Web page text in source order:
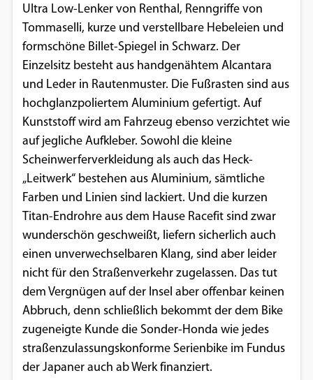
Ultra Low-Lenker von Renthal, Renngriffe von
Tommaselli, kurze und verstellbare Hebeleien und
formschöne Billet-Spiegel in Schwarz. Der
Einzelsitz besteht aus handgenähtem Alcantara
und Leder in Rautenmuster. Die Fußrasten sind aus
hochglanzpoliertem Aluminium gefertigt. Auf
Kunststoff wird am Fahrzeug ebenso verzichtet wie
auf jegliche Aufkleber. Sowohl die kleine
Scheinwerferverkleidung als auch das Heck-
„Leitwerk“ bestehen aus Aluminium, sämtliche
Farben und Linien sind lackiert. Und die kurzen
Titan-Endrohre aus dem Hause Racefit sind zwar
wunderschön geschweißt, liefern sicherlich auch
einen unverwechselbaren Klang, sind aber leider
nicht für den Straßenverkehr zugelassen. Das tut
dem Vergnügen auf der Insel aber offenbar keinen
Abbruch, denn schließlich bekommt der dem Bike
zugeneigte Kunde die Sonder-Honda wie jedes
straßenzulassungskonforme Serienbike im Fundus
der Japaner auch ab Werk finanziert.
Vimeo
Anbieter:
Google